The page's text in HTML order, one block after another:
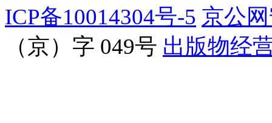
ICP备10014304号-5 京公
（京）字 049号 出版物经